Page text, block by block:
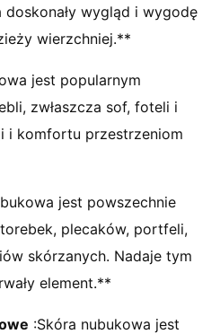
doskonały wygląd i wygodę
wierzchniej.**
jest popularnym
zwłaszcza sof, foteli i
i komfortu przestrzeniom
jest powszechnie
plecaków, portfeli,
skórzanych. Nadaje tym
element.**
:Skóra nubukowa jest